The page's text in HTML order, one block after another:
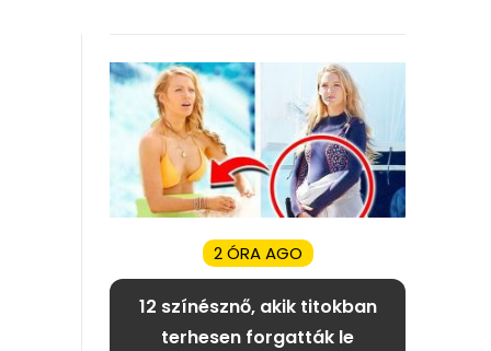
2 ÓRA AGO
12 színésznő, akik titokban
terhesen forgatták le